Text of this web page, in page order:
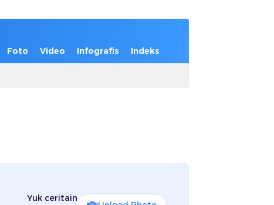
Foto Video Infografis Indeks
Yuk ceritain